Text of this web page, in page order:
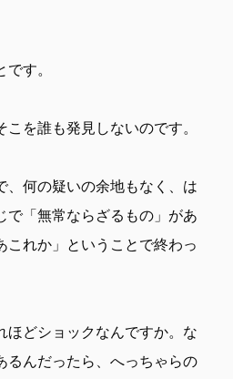
す。
を誰も発見しないのです。
何の疑いの余地もなく、は
で「無常ならざるもの」があ
これか」ということで終わっ
どショックなんですか。な
るんだったら、へっちゃらの